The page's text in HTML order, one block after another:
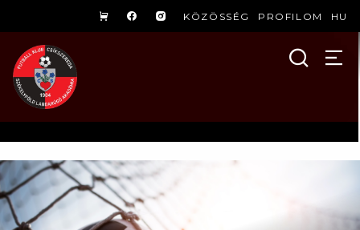
KÖZÖSSÉG PROFILOM HU